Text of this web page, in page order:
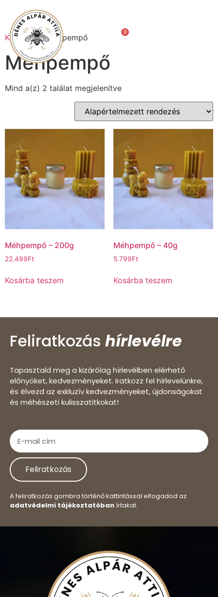
Kezdőlap/ Méhpempő
Méhpempő
Mind a(z) 2 találat megjelenítve
Méhpempő – 200g
22.499Ft
Kosárba teszem
Méhpempő – 40g
5.799Ft
Kosárba teszem
Feliratkozás hírlevélre
Tapasztald meg a kizárólag hírlevélben elérhető
előnyöket, kedvezményeket. Iratkozz fel hírlevelünkre,
és élvezd az exkluzív kedvezményeket, újdonságokat
és méhészeti kulisszatitkokat!
Feliratkozás
A feliratkozás gombra történő kattintással elfogadod az
adatvédelmi tájékoztatóban írtakat.